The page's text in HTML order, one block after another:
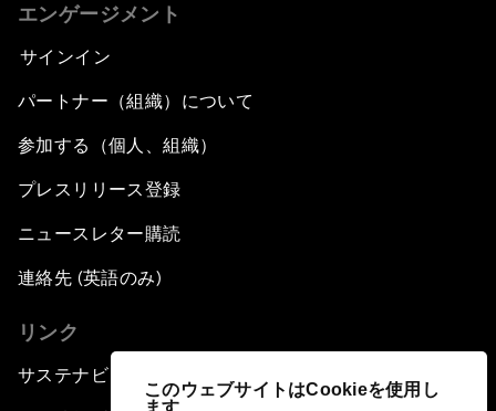
このウェブサイトはCookieを使用し
ます
エンゲージメント
サインイン
パートナー（組織）について
参加する（個人、組織）
プレスリリース登録
ニュースレター購読
連絡先 (英語のみ)
リンク
サステナビリティへの取り組み